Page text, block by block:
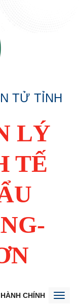
TỬ TỈNH
LÝ
TẾ
CHÍNH TIẾP